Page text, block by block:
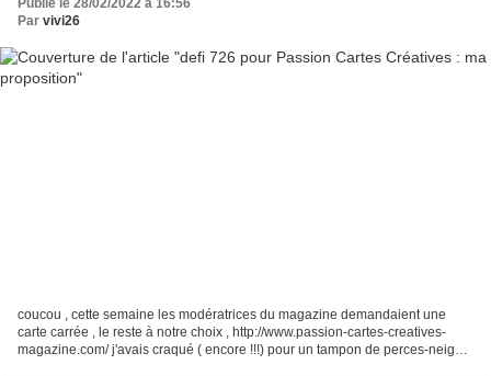
Publié le 28/02/2022 à 16:56
Par vivi26
coucou , cette semaine les modératrices du magazine demandaient une
carte carrée , le reste à notre choix , http://www.passion-cartes-creatives-
magazine.com/ j'avais craqué ( encore !!!) pour un tampon de perces-neige